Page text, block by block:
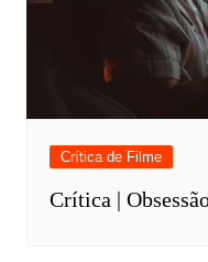
Crítica de Filme
Crítica |